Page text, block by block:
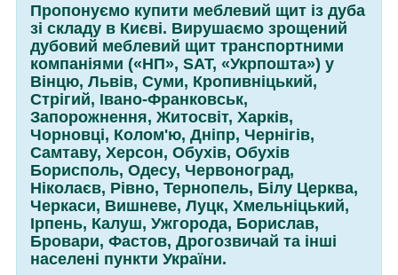
Пропонуємо купити меблевий щит із дуба
зі складу в Києві. Вирушаємо зрощений
дубовий меблевий щит транспортними
компаніями («НП», SАТ, «Укрпошта») у
Вінцю, Львів, Суми, Кропивніцький,
Стрігий, Івано-Франковськ,
Запорожнення, Житосвіт, Харків,
Чорновці, Колом'ю, Дніпр, Чернігів,
Самтаву, Херсон, Обухів, Обухів
Борисполь, Одесу, Червоноград,
Ніколаєв, Рівно, Тернопель, Білу Церква,
Черкаси, Вишневе, Луцк, Хмельніцький,
Ірпень, Калуш, Ужгорода, Борислав,
Бровари, Фастов, Дрогозвичай та інші
населені пункти України.